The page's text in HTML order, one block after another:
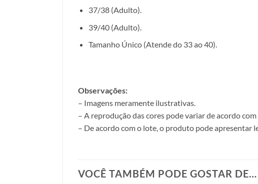
37/38 (Adulto).
39/40 (Adulto).
Tamanho Único (Atende do 33 ao 40).
Observações:
– Imagens meramente ilustrativas.
– A reprodução das cores pode variar de acordo
– De acordo com o lote, o produto pode apresentar
VOCÊ TAMBÉM PODE GOSTAR DE…